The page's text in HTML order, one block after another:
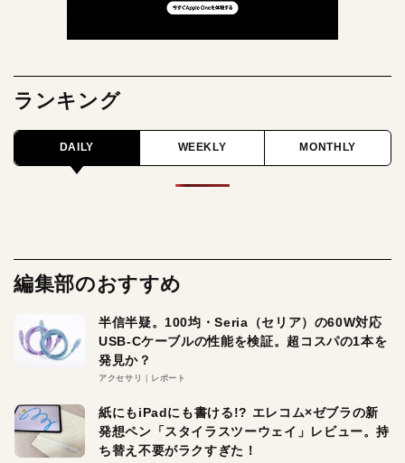
ランキング
DAILY WEEKLY MONTHLY
編集部のおすすめ
半信半疑。100均・Seria（セリア）の60W対応
USB-Cケーブルの性能を検証。超コスパの1本を
発見か？
アクセサリ レポート
紙にもiPadにも書ける!? エレコム×ゼブラの新
発想ペン「スタイラスツーウェイ」レビュー。持
ち替え不要がラクすぎた！